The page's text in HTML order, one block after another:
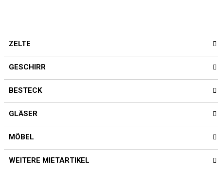
ZELTE
GESCHIRR
BESTECK
GLÄSER
MÖBEL
WEITERE MIETARTIKEL